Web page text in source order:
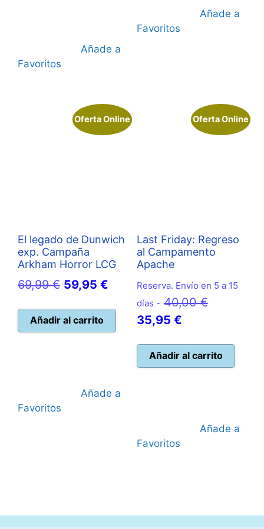
Añade a
Favoritos
Añade a
Favoritos
Oferta Online
El legado de Dunwich
exp. Campaña
Arkham Horror LCG
69,99€ El
original
era:
59,95 €
precio
actual
es:
59,95 €.
Añadir al carrito
Añade a
Favoritos
Oferta Online
Last Friday: Regreso
al Campamento
Apache
Reserva. Envío en 5 a 15
días - 40,00€El
era:
40,00 €.
35,95 €El
actual
es:
Añadir al carrito
Añade a
Favoritos